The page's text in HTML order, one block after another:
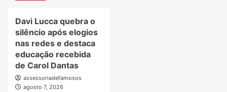
Davi Lucca quebra o
silêncio após elogios
nas redes e destaca
educação recebida
de Carol Dantas
assessoriadefamosos
agosto 7, 2026